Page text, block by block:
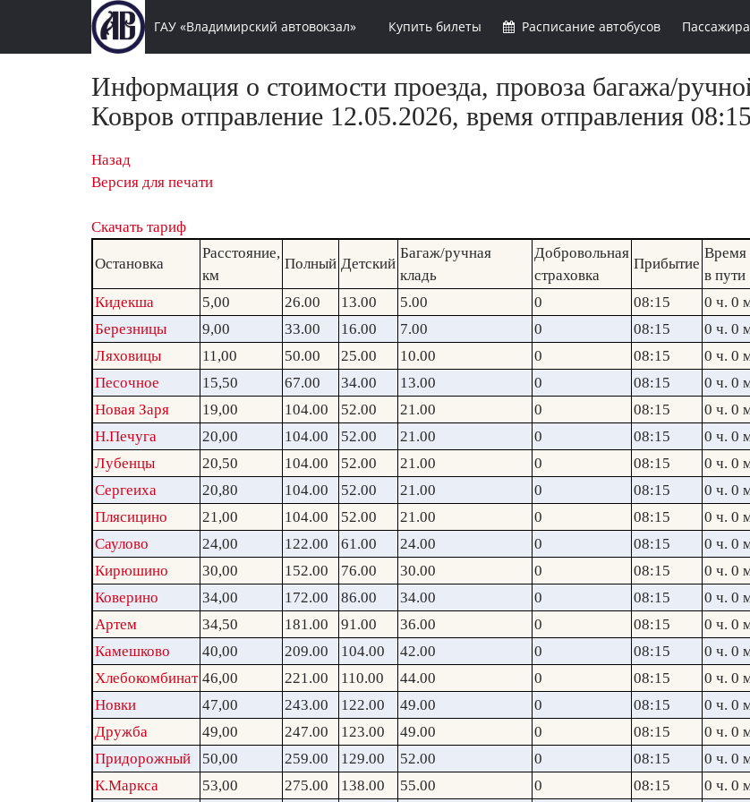
ГАУ «Владимирский автовокзал» Купить билеты Расписание автобусов
Информация о стоимости проезда, провоза багажа/
Ковров отправление 12.05.2026, время отправления 08:15
Назад
Версия для печати
Скачать тариф
Остановка
Расстояние,
км
Полный Детский
Багаж/ручная
кладь
Добровольная
страховка
Прибытие
Время
в пути
Кидекша
5,00 26.00 13.00 5.00 0 08:15
0 ч. 0
Березницы
9,00 33.00 16.00 7.00 0 08:15
0 ч. 0
Ляховицы
11,00 50.00 25.00 10.00 0 08:15
0 ч. 0
Песочное
15,50 67.00 34.00 13.00 0 08:15
0 ч. 0
Новая Заря
19,00 104.00 52.00 21.00 0 08:15
0 ч. 0
Н.Печуга
20,00 104.00 52.00 21.00 0 08:15
0 ч. 0
Лубенцы
20,50 104.00 52.00 21.00 0 08:15
0 ч. 0
Сергеиха
20,80 104.00 52.00 21.00 0 08:15
0 ч. 0
Плясицино
21,00 104.00 52.00 21.00 0 08:15
0 ч. 0
Саулово
24,00 122.00 61.00 24.00 0 08:15
0 ч. 0
Кирюшино
30,00 152.00 76.00 30.00 0 08:15
0 ч. 0
Коверино
34,00 172.00 86.00 34.00 0 08:15
0 ч. 0
Артем
34,50 181.00 91.00 36.00 0 08:15
0 ч. 0
Камешково
40,00 209.00 104.00 42.00 0 08:15
0 ч. 0
Хлебокомбинат 46,00 221.00 110.00 44.00 0 08:15
0 ч. 0
Новки
47,00 243.00 122.00 49.00 0 08:15
0 ч. 0
Дружба
49,00 247.00 123.00 49.00 0 08:15
0 ч. 0
Придорожный
50,00 259.00 129.00 52.00 0 08:15
0 ч. 0
К.Маркса
53,00 275.00 138.00 55.00 0 08:15 0 ч. 0